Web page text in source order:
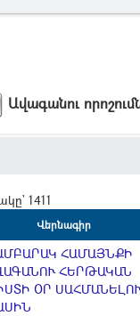
Ավագանու
1411
Վերնագիր
ՀԱՄԱՅՆՔԻ
ՀԵՐԹԱԿԱՆ
ՕՐ